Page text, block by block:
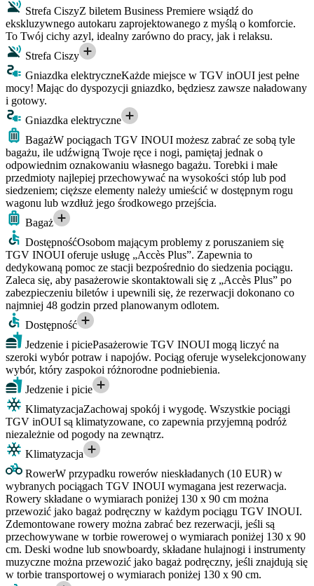
Strefa CiszyZ biletem Business Premiere wsiądź do
ekskluzywnego autokaru zaprojektowanego z myślą o komforcie.
To Twój cichy azyl, idealny zarówno do pracy, jak i relaksu.
Strefa Ciszy
Gniazdka elektryczneKażde miejsce w TGV inOUI jest pełne
mocy! Mając do dyspozycji gniazdko, będziesz zawsze naładowany
i gotowy.
Gniazdka elektryczne
BagażW pociągach TGV INOUI możesz zabrać ze sobą tyle
bagażu, ile udźwigną Twoje ręce i nogi, pamiętaj jednak o
odpowiednim oznakowaniu własnego bagażu. Torebki i małe
przedmioty najlepiej przechowywać na wysokości stóp lub pod
siedzeniem; cięższe elementy należy umieścić w dostępnym rogu
wagonu lub wzdłuż jego środkowego przejścia.
Bagaż
DostępnośćOsobom mającym problemy z poruszaniem się
TGV INOUI oferuje usługę „Accès Plus”. Zapewnia to
dedykowaną pomoc ze stacji bezpośrednio do siedzenia pociągu.
Zaleca się, aby pasażerowie skontaktowali się z „Accès Plus” po
zabezpieczeniu biletów i upewnili się, że rezerwacji dokonano co
najmniej 48 godzin przed planowanym odlotem.
Dostępność
Jedzenie i piciePasażerowie TGV INOUI mogą liczyć na
szeroki wybór potraw i napojów. Pociąg oferuje wyselekcjonowany
wybór, który zaspokoi różnorodne podniebienia.
Jedzenie i picie
KlimatyzacjaZachowaj spokój i wygodę. Wszystkie pociągi
TGV inOUI są klimatyzowane, co zapewnia przyjemną podróż
niezależnie od pogody na zewnątrz.
Klimatyzacja
RowerW przypadku rowerów nieskładanych (10 EUR) w
wybranych pociągach TGV INOUI wymagana jest rezerwacja.
Rowery składane o wymiarach poniżej 130 x 90 cm można
przewozić jako bagaż podręczny w każdym pociągu TGV INOUI.
Zdemontowane rowery można zabrać bez rezerwacji, jeśli są
przechowywane w torbie rowerowej o wymiarach poniżej 130 x 90
cm. Deski wodne lub snowboardy, składane hulajnogi i instrumenty
muzyczne można przewozić jako bagaż podręczny, jeśli znajdują się
w torbie transportowej o wymiarach poniżej 130 x 90 cm.